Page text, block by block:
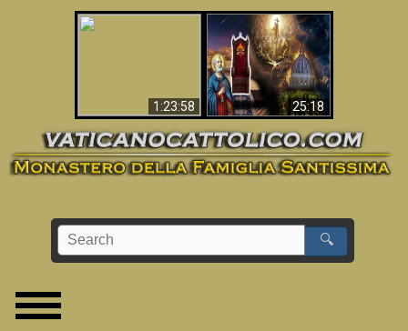
1:23:58 25:18
La Bibbia ha previsto
70 anni senza Papa?
🔍